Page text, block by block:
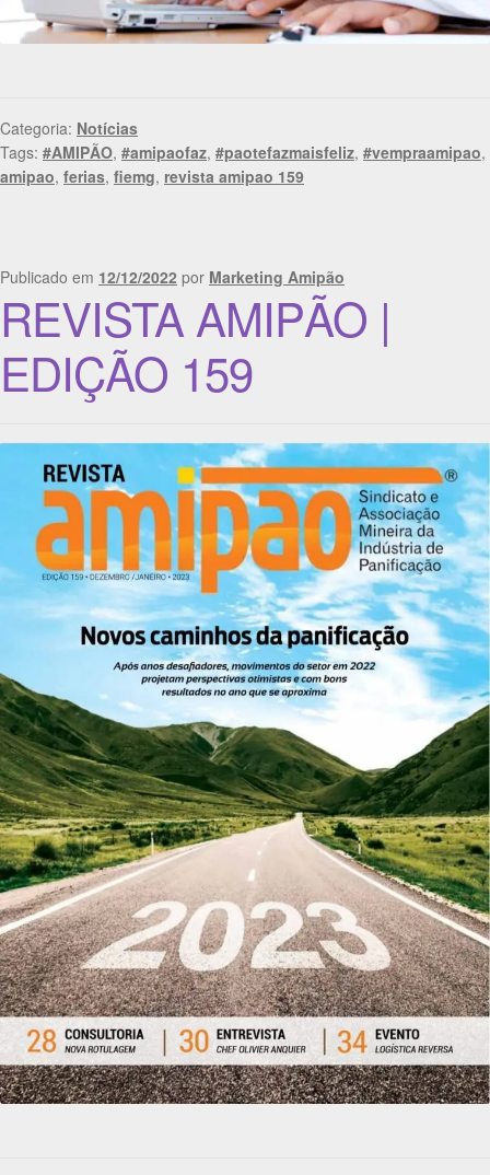
Categoria: Notícias
Tags: #AMIPÃO, #amipaofaz, #paotefazmaisfeliz, #vempraamipao,
amipao, ferias, fiemg, revista amipao 159
Publicado em 12/12/2022 por Marketing Amipão
REVISTA AMIPÃO |
EDIÇÃO 159